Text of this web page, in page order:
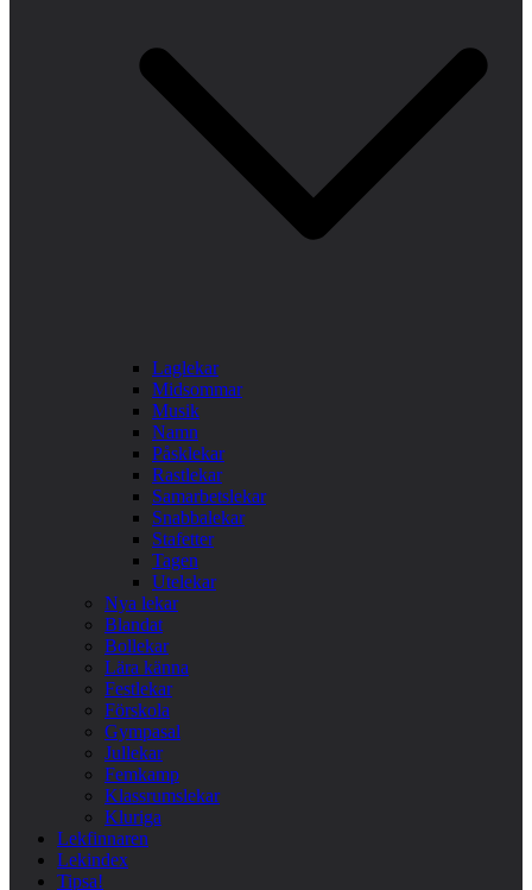
Laglekar
Midsommar
Musik
Namn
Påsklekar
Rastlekar
Samarbetslekar
Snabbalekar
Stafetter
Tagen
Utelekar
Nya lekar
Blandat
Bollekar
Lära känna
Festlekar
Förskola
Gympasal
Jullekar
Femkamp
Klassrumslekar
Kluriga
Lekfinnaren
Lekindex
Tipsa!